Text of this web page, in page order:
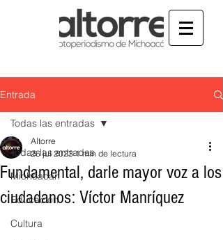
Entrada
Todas las entradas
Michoacán
Educación
Cultura
Todas las entradas
Fundamental, darle mayor voz a los
ciudadanos: Víctor Manríquez
Altorre
26 jul 2023 1 min de lectura